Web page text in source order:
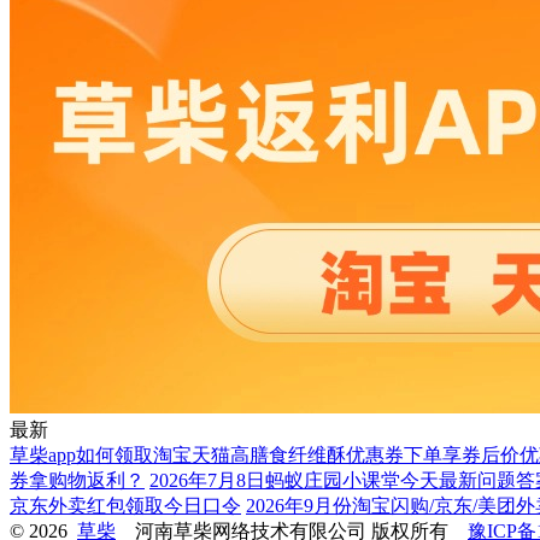
最新
草柴app如何领取淘宝天猫高膳食纤维酥优惠券下单享券后价
券拿购物返利？ 2026年7月8日蚂蚁庄园小课堂今天最新问题
京东外卖红包领取今日口令 2026年9月份淘宝闪购/京东/美团
© 2026 草柴 河南草柴网络技术有限公司 版权所有 豫ICP备